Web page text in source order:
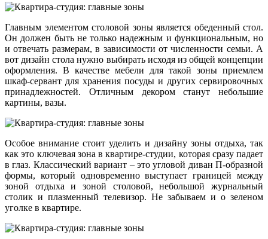
Главным элементом столовой зоны является обеденный стол.
Он должен быть не только надежным и функциональным, но
и отвечать размерам, в зависимости от численности семьи. А
вот дизайн стола нужно выбирать исходя из общей концепции
оформления. В качестве мебели для такой зоны приемлем
шкаф-сервант для хранения посуды и других сервировочных
принадлежностей. Отличным декором станут небольшие
картины, вазы.
Особое внимание стоит уделить и дизайну зоны отдыха, так
как это ключевая зона в квартире-студии, которая сразу падает
в глаз. Классический вариант – это угловой диван П-образной
формы, который одновременно выступает границей между
зоной отдыха и зоной столовой, небольшой журнальный
столик и плазменный телевизор. Не забываем и о зеленом
уголке в квартире.